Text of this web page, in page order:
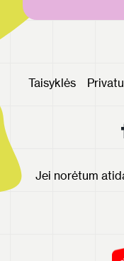
Taisyklės
Jei norėtum